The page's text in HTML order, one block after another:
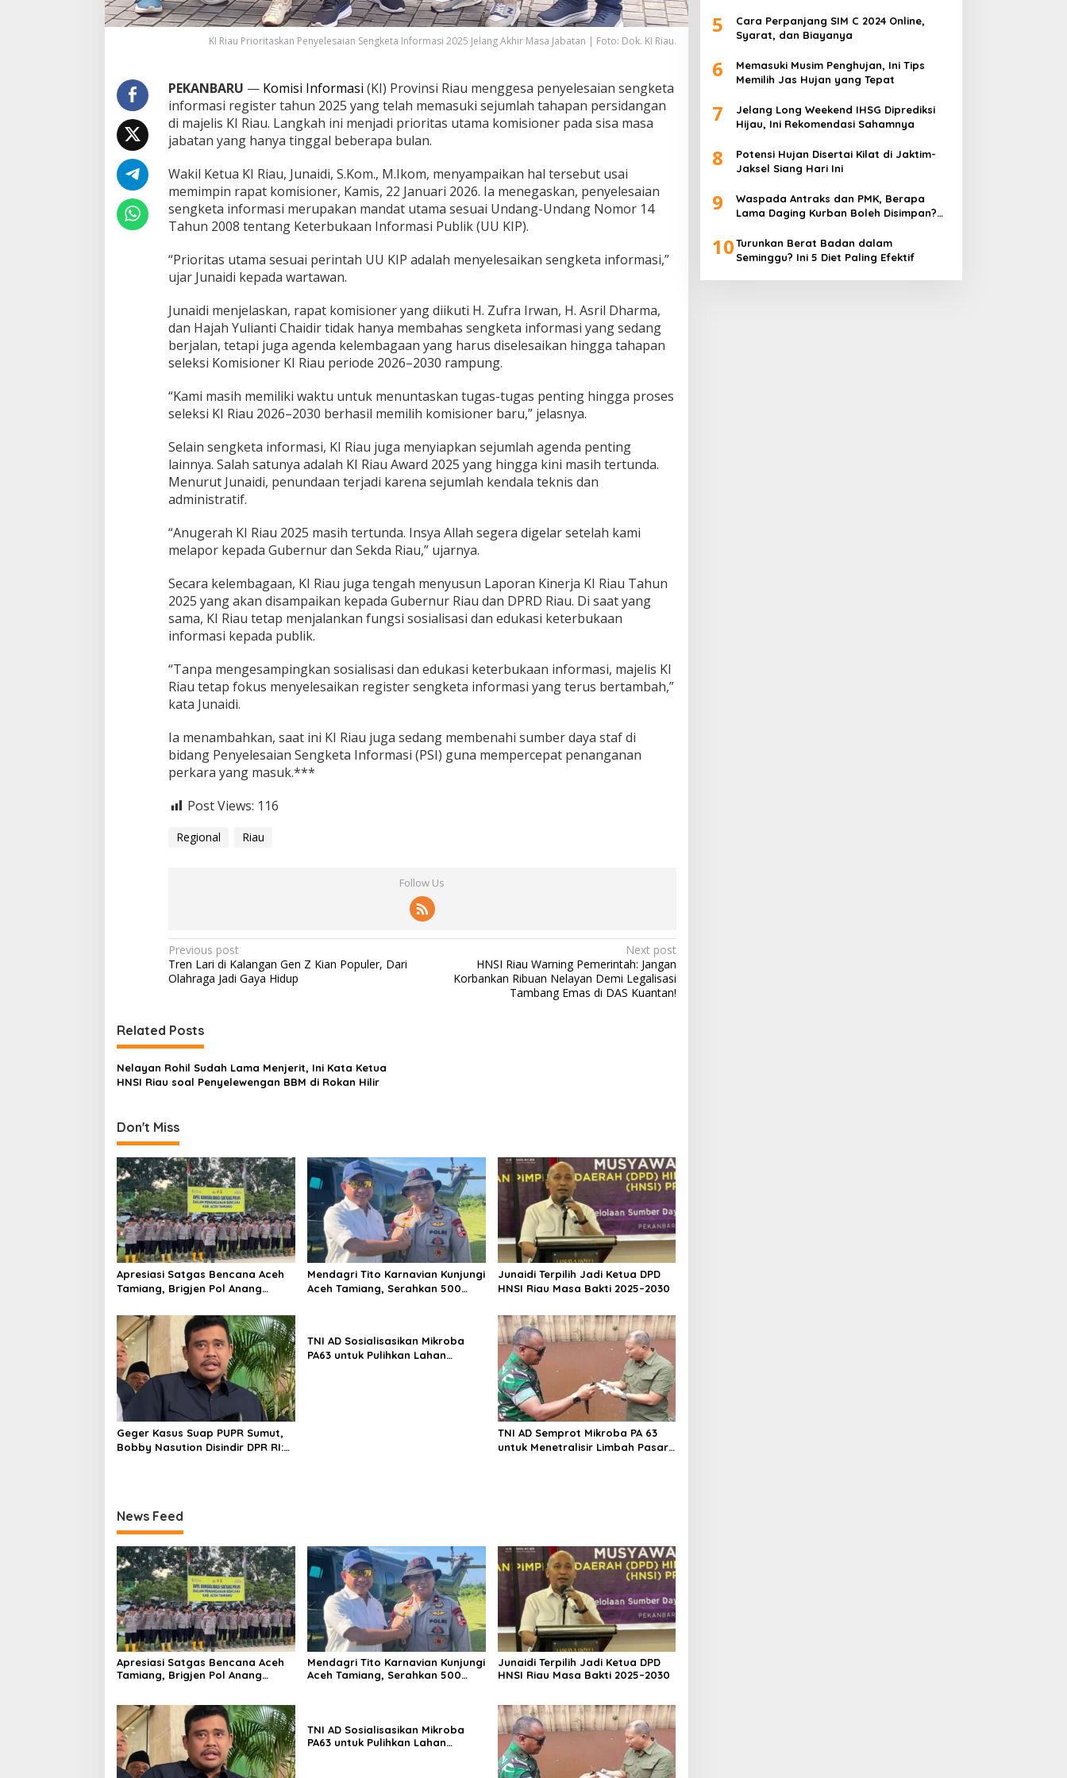
I
n
f
m
a
s
i
2
2
5
e
l
n
g
A
h
i
r
M
a
a
a
t
a
n
KI Riau Prioritaskan Penyelesaian Sengketa Informasi 2025 Jelang Akhir Masa Jabatan | Foto: Dok. KI Riau.
PEKANBARU — Komisi Informasi (KI) Provinsi Riau menggesa penyelesaian sengketa
informasi register tahun 2025 yang telah memasuki sejumlah tahapan persidangan
di majelis KI Riau. Langkah ini menjadi prioritas utama komisioner pada sisa masa
jabatan yang hanya tinggal beberapa bulan.
Wakil Ketua KI Riau, Junaidi, S.Kom., M.Ikom, menyampaikan hal tersebut usai
memimpin rapat komisioner, Kamis, 22 Januari 2026. Ia menegaskan, penyelesaian
sengketa informasi merupakan mandat utama sesuai Undang-Undang Nomor 14
Tahun 2008 tentang Keterbukaan Informasi Publik (UU KIP).
“Prioritas utama sesuai perintah UU KIP adalah menyelesaikan sengketa informasi,”
ujar Junaidi kepada wartawan.
Junaidi menjelaskan, rapat komisioner yang diikuti H. Zufra Irwan, H. Asril Dharma,
dan Hajah Yulianti Chaidir tidak hanya membahas sengketa informasi yang sedang
berjalan, tetapi juga agenda kelembagaan yang harus diselesaikan hingga tahapan
seleksi Komisioner KI Riau periode 2026–2030 rampung.
“Kami masih memiliki waktu untuk menuntaskan tugas-tugas penting hingga proses
seleksi KI Riau 2026–2030 berhasil memilih komisioner baru,” jelasnya.
Selain sengketa informasi, KI Riau juga menyiapkan sejumlah agenda penting
lainnya. Salah satunya adalah KI Riau Award 2025 yang hingga kini masih tertunda.
Menurut Junaidi, penundaan terjadi karena sejumlah kendala teknis dan
administratif.
“Anugerah KI Riau 2025 masih tertunda. Insya Allah segera digelar setelah kami
melapor kepada Gubernur dan Sekda Riau,” ujarnya.
Secara kelembagaan, KI Riau juga tengah menyusun Laporan Kinerja KI Riau Tahun
2025 yang akan disampaikan kepada Gubernur Riau dan DPRD Riau. Di saat yang
sama, KI Riau tetap menjalankan fungsi sosialisasi dan edukasi keterbukaan
informasi kepada publik.
“Tanpa mengesampingkan sosialisasi dan edukasi keterbukaan informasi, majelis KI
Riau tetap fokus menyelesaikan register sengketa informasi yang terus bertambah,”
kata Junaidi.
Ia menambahkan, saat ini KI Riau juga sedang membenahi sumber daya staf di
bidang Penyelesaian Sengketa Informasi (PSI) guna mempercepat penanganan
perkara yang masuk.***
Post Views: 116
Regional Riau
Follow Us
P
o
t
n
a
v
g
a
t
i
o
n
Previous post
Tren Lari di Kalangan Gen Z Kian Populer, Dari
Olahraga Jadi Gaya Hidup
Next post
HNSI Riau Warning Pemerintah: Jangan
Korbankan Ribuan Nelayan Demi Legalisasi
Tambang Emas di DAS Kuantan!
Related Posts
Nelayan Rohil Sudah Lama Menjerit, Ini Kata Ketua
HNSI Riau soal Penyelewengan BBM di Rokan Hilir
Don't Miss
Apresiasi Satgas Bencana Aceh
Tamiang, Brigjen Pol Anang
Pencegahan Bencana Susulan
Mendagri Tito Karnavian Kunjungi
Aceh Tamiang, Serahkan 500
Junaidi Terpilih Jadi Ketua DPD
HNSI Riau Masa Bakti 2025–2030
Geger Kasus Suap PUPR Sumut,
Bobby Nasution Disindir DPR RI:
TNI AD Sosialisasikan Mikroba
PA63 untuk Pulihkan Lahan
TNI AD Semprot Mikroba PA 63
untuk Menetralisir Limbah Pasar
News Feed
Apresiasi Satgas Bencana Aceh
Tamiang, Brigjen Pol Anang
Mendagri Tito Karnavian Kunjungi
Aceh Tamiang, Serahkan 500
Junaidi Terpilih Jadi Ketua DPD
HNSI Riau Masa Bakti 2025–2030
TNI AD Sosialisasikan Mikroba
PA63 untuk Pulihkan Lahan
5
Cara Perpanjang SIM C 2024 Online,
Syarat, dan Biayanya
6
Memasuki Musim Penghujan, Ini Tips
Memilih Jas Hujan yang Tepat
7
Jelang Long Weekend IHSG Diprediksi
Hijau, Ini Rekomendasi Sahamnya
8
Potensi Hujan Disertai Kilat di Jaktim-
Jaksel Siang Hari Ini
9
Waspada Antraks dan PMK, Berapa
Lama Daging Kurban Boleh Disimpan?
10Turunkan Berat Badan dalam
Seminggu? Ini 5 Diet Paling Efektif